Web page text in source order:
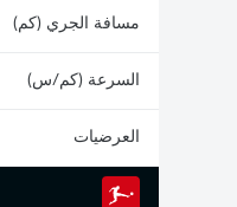
مسافة الجري (كم)
السرعة (كم/س)
العرضيات